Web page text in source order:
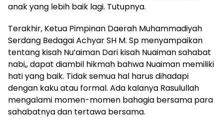
anak yang lebih baik lagi. Tutupnya.
Terakhir, Ketua Pimpinan Daerah Muhammadiyah
Serdang Bedagai Achyar SH M. Sp menyampaikan
tentang kisah Nu’aiman Dari kisah Nuaiman sahabat
nabi,, dapat diambil hikmah bahwa Nuaiman memiliki
hati yang baik. Tidak semua hal harus dihadapi
dengan kaku atau formal. Ada kalanya Rasulullah
mengalami momen-momen bahagia bersama para
sahabatnya dan tertawa bersama.